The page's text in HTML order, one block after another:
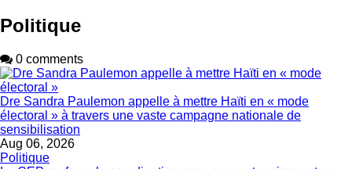
Politique
0 comments
Dre Sandra Paulemon appelle à mettre Haïti en « mode
électoral » à travers une vaste campagne nationale de
sensibilisation
Aug 06, 2026
Politique